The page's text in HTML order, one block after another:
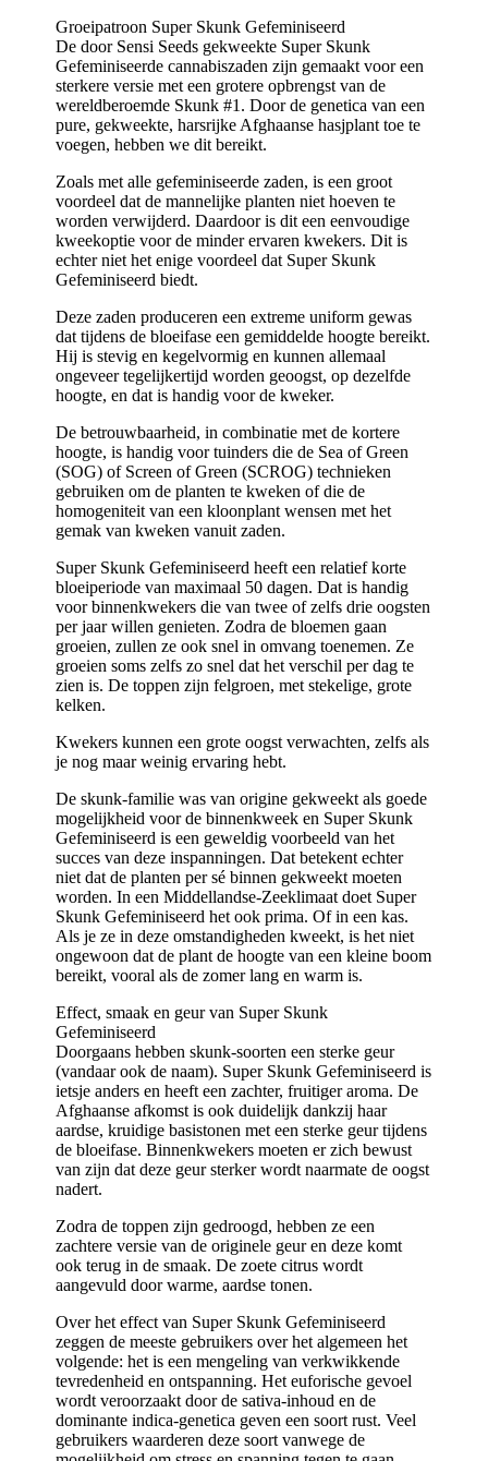
Groeipatroon Super Skunk Gefeminiseerd
De door Sensi Seeds gekweekte Super Skunk
Gefeminiseerde cannabiszaden zijn gemaakt voor een
sterkere versie met een grotere opbrengst van de
wereldberoemde Skunk #1. Door de genetica van een
pure, gekweekte, harsrijke Afghaanse hasjplant toe te
voegen, hebben we dit bereikt.
Zoals met alle gefeminiseerde zaden, is een groot
voordeel dat de mannelijke planten niet hoeven te
worden verwijderd. Daardoor is dit een eenvoudige
kweekoptie voor de minder ervaren kwekers. Dit is
echter niet het enige voordeel dat Super Skunk
Gefeminiseerd biedt.
Deze zaden produceren een extreme uniform gewas
dat tijdens de bloeifase een gemiddelde hoogte bereikt.
Hij is stevig en kegelvormig en kunnen allemaal
ongeveer tegelijkertijd worden geoogst, op dezelfde
hoogte, en dat is handig voor de kweker.
De betrouwbaarheid, in combinatie met de kortere
hoogte, is handig voor tuinders die de Sea of Green
(SOG) of Screen of Green (SCROG) technieken
gebruiken om de planten te kweken of die de
homogeniteit van een kloonplant wensen met het
gemak van kweken vanuit zaden.
Super Skunk Gefeminiseerd heeft een relatief korte
bloeiperiode van maximaal 50 dagen. Dat is handig
voor binnenkwekers die van twee of zelfs drie oogsten
per jaar willen genieten. Zodra de bloemen gaan
groeien, zullen ze ook snel in omvang toenemen. Ze
groeien soms zelfs zo snel dat het verschil per dag te
zien is. De toppen zijn felgroen, met stekelige, grote
kelken.
Kwekers kunnen een grote oogst verwachten, zelfs als
je nog maar weinig ervaring hebt.
De skunk-familie was van origine gekweekt als goede
mogelijkheid voor de binnenkweek en Super Skunk
Gefeminiseerd is een geweldig voorbeeld van het
succes van deze inspanningen. Dat betekent echter
niet dat de planten per sé binnen gekweekt moeten
worden. In een Middellandse-Zeeklimaat doet Super
Skunk Gefeminiseerd het ook prima. Of in een kas.
Als je ze in deze omstandigheden kweekt, is het niet
ongewoon dat de plant de hoogte van een kleine boom
bereikt, vooral als de zomer lang en warm is.
Effect, smaak en geur van Super Skunk
Gefeminiseerd
Doorgaans hebben skunk-soorten een sterke geur
(vandaar ook de naam). Super Skunk Gefeminiseerd is
ietsje anders en heeft een zachter, fruitiger aroma. De
Afghaanse afkomst is ook duidelijk dankzij haar
aardse, kruidige basistonen met een sterke geur tijdens
de bloeifase. Binnenkwekers moeten er zich bewust
van zijn dat deze geur sterker wordt naarmate de oogst
nadert.
Zodra de toppen zijn gedroogd, hebben ze een
zachtere versie van de originele geur en deze komt
ook terug in de smaak. De zoete citrus wordt
aangevuld door warme, aardse tonen.
Over het effect van Super Skunk Gefeminiseerd
zeggen de meeste gebruikers over het algemeen het
volgende: het is een mengeling van verkwikkende
tevredenheid en ontspanning. Het euforische gevoel
wordt veroorzaakt door de sativa-inhoud en de
dominante indica-genetica geven een soort rust. Veel
gebruikers waarderen deze soort vanwege de